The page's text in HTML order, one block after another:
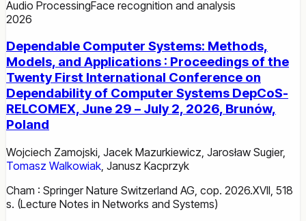
Audio ProcessingFace recognition and analysis
2026
Dependable Computer Systems: Methods,
Models, and Applications : Proceedings of the
Twenty First International Conference on
Dependability of Computer Systems DepCoS-
RELCOMEX, June 29 – July 2, 2026, Brunów,
Poland
Wojciech Zamojski, Jacek Mazurkiewicz, Jarosław Sugier,
Tomasz Walkowiak, Janusz Kacprzyk
Cham : Springer Nature Switzerland AG, cop. 2026.XVII, 518
s. (Lecture Notes in Networks and Systems)